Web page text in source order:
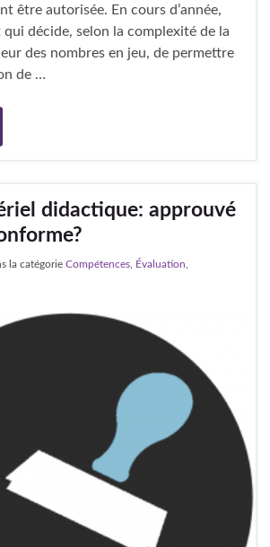
être autorisée. En cours d’année,
qui décide, selon la complexité de la
des nombres en jeu, de permettre
de …
didactique: approuvé
la catégorie Compétences Évaluation